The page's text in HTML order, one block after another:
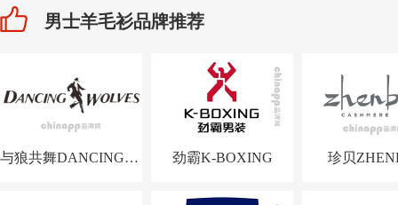
男士羊毛衫品牌推荐
与狼共舞DANCINGWOLVES 劲霸K-BOXING 珍贝